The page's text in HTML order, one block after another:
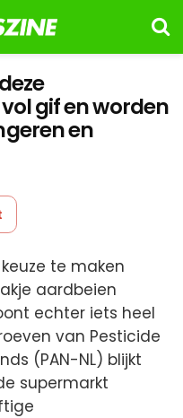
gif en worden
en
te maken
aardbeien
echter iets heel
van Pesticide
(PAN-NL) blijkt
supermarkt